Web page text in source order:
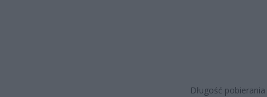
Długość